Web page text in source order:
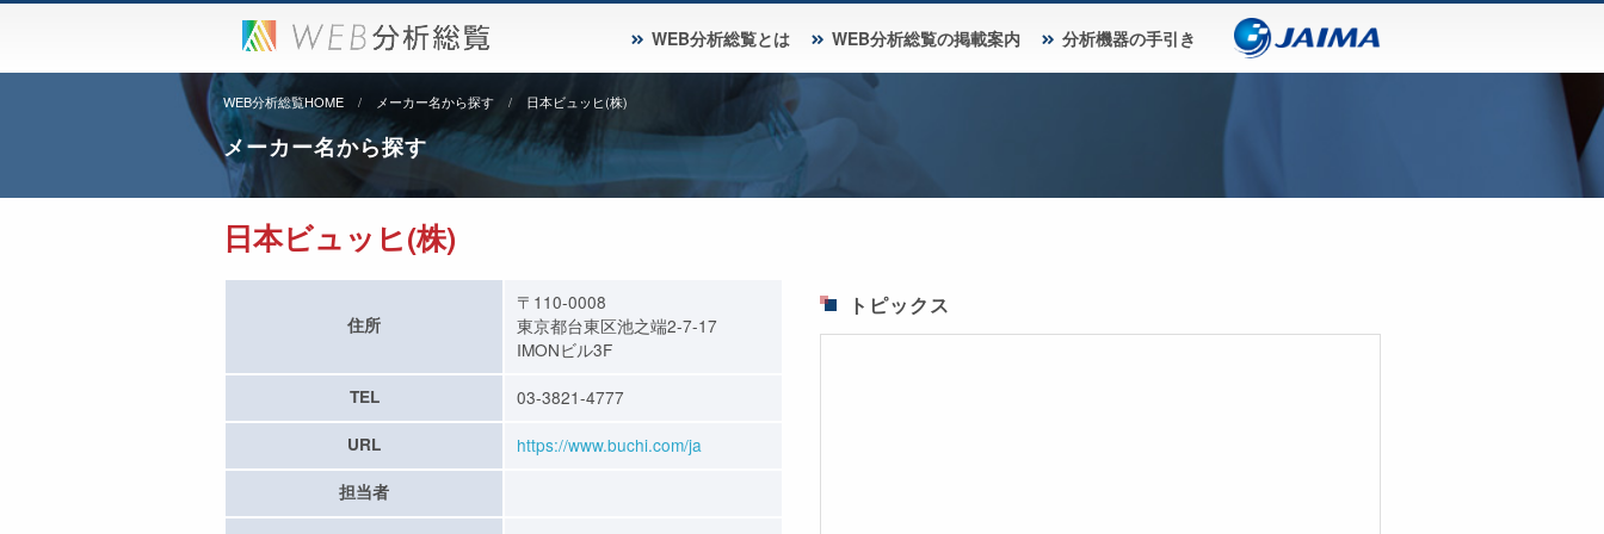
WEB分析総覧とは WEB分析総覧の掲載案内 分析機器の手引き
WEB分析総覧HOME メーカー名から探す 日本ビュッヒ(株)
メーカー名から探す
日本ビュッヒ(株)
住所
〒110-0008
東京都台東区池之端2-7-17
IMONビル3F
TEL 03-3821-4777
URL https://www.buchi.com/ja
担当者
トピックス